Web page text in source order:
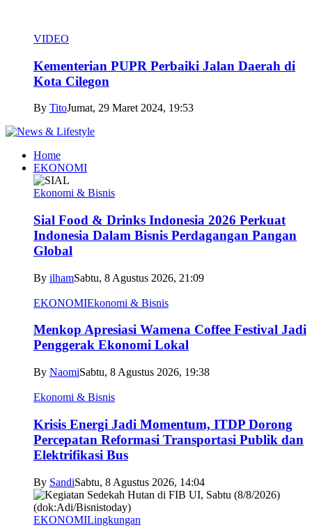
VIDEO
Kementerian PUPR Perbaiki Jalan Daerah di
Kota Cilegon
By TitoJumat, 29 Maret 2024, 19:53
Home
EKONOMI
Ekonomi & Bisnis
Sial Food & Drinks Indonesia 2026 Perkuat
Indonesia Dalam Bisnis Perdagangan Pangan
Global
By ilhamSabtu, 8 Agustus 2026, 21:09
EKONOMIEkonomi & Bisnis
Menkop Apresiasi Wamena Coffee Festival Jadi
Penggerak Ekonomi Lokal
By NaomiSabtu, 8 Agustus 2026, 19:38
Ekonomi & Bisnis
Krisis Energi Jadi Momentum, ITDP Dorong
Percepatan Reformasi Transportasi Publik dan
Elektrifikasi Bus
By SandiSabtu, 8 Agustus 2026, 14:04
EKONOMILingkungan